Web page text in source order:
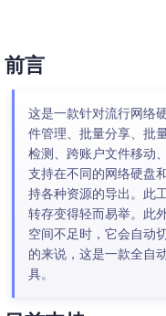
前言
这是一款针对流行网络
件管理、批量分享、批
检测、跨账户文件移动
支持在不同的网络硬盘
持各种资源的导出。此
转存变得轻而易举。此
空间不足时，它会自动
的来说，这是一款全自
具。